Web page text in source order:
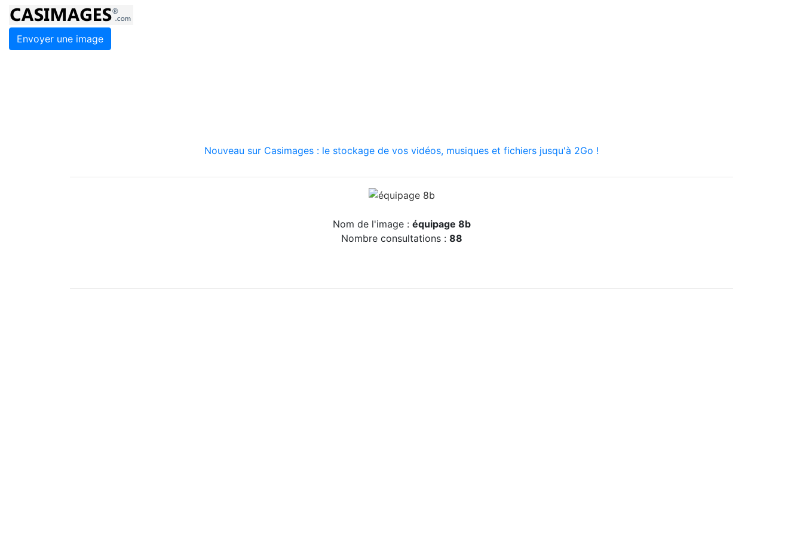
Envoyer une image
Nouveau sur Casimages : le stockage de vos vidéos, musiques et fichiers jusqu'à 2Go !
Nom de l'image : équipage 8b
Nombre consultations : 88